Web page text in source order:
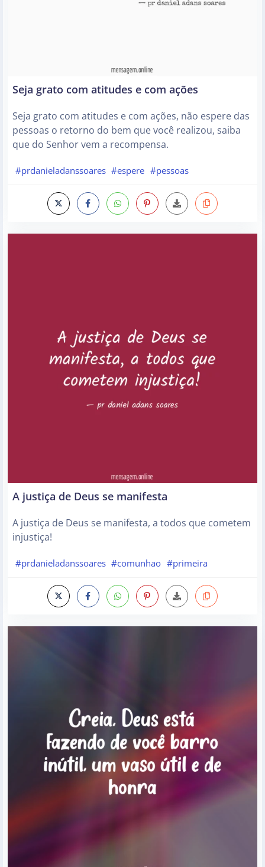
Seja grato com atitudes e com ações
Seja grato com atitudes e com ações, não espere das
pessoas o retorno do bem que você realizou, saiba
que do Senhor vem a recompensa.
#prdanieladanssoares #espere #pessoas
A justiça de Deus se manifesta
A justiça de Deus se manifesta, a todos que cometem
injustiça!
#prdanieladanssoares #comunhao #primeira